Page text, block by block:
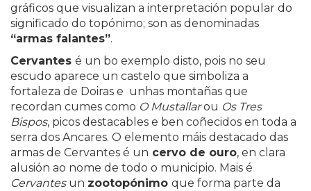
gráficos que visualizan a interpretación popular do
significado do topónimo; son as denominadas
“armas falantes”.
Cervantes é un bo exemplo disto, pois no seu
escudo aparece un castelo que simboliza a
fortaleza de Doiras e unhas montañas que
recordan cumes como O Mustallarou Os Tres
Bispos, picos destacables e ben coñecidos en toda a
serra dos Ancares. O elemento máis destacado das
armas de Cervantes é un cervo de ouro, en clara
alusión ao nome de todo o municipio. Mais é
Cervantes un zootopónimo que forma parte da